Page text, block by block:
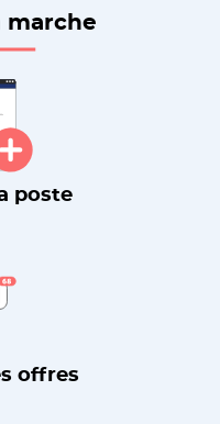
marche
poste
offres